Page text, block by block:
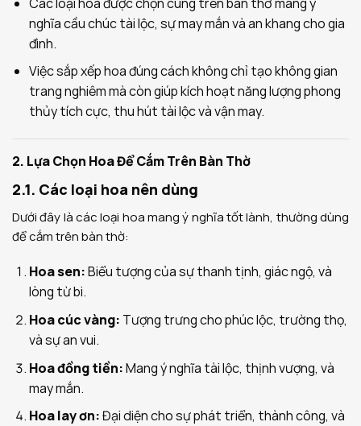
nghĩa cầu chúc tài lộc, sự may mắn và an khang cho gia
đình.
Việc sắp xếp hoa đúng cách không chỉ tạo không gian
trang nghiêm mà còn giúp kích hoạt năng lượng phong
thủy tích cực, thu hút tài lộc và vận may.
2. Lựa Chọn Hoa Để Cắm Trên Bàn Thờ
2.1. Các loại hoa nên dùng
Dưới đây là các loại hoa mang ý nghĩa tốt lành, thường dùng
để cắm trên bàn thờ:
Hoa sen:Biểu tượng của sự thanh tịnh, giác ngộ, và
lòng từ bi.
Hoa cúc vàng: Tượng trưng cho phúc lộc, trường thọ,
và sự an vui.
Hoa đồng tiền:Mang ý nghĩa tài lộc, thịnh vượng, và
may mắn.
Hoa lay ơn:Đại diện cho sự phát triển, thành công, và